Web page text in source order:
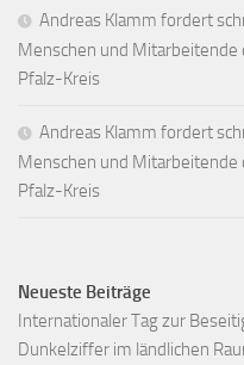
Andreas Klamm fordert
Menschen und
Pfalz-Kreis
Andreas Klamm fordert
Menschen und
Pfalz-Kreis
Neueste Beiträge
Internationaler Tag zur
Dunkelziffer im ländlichen